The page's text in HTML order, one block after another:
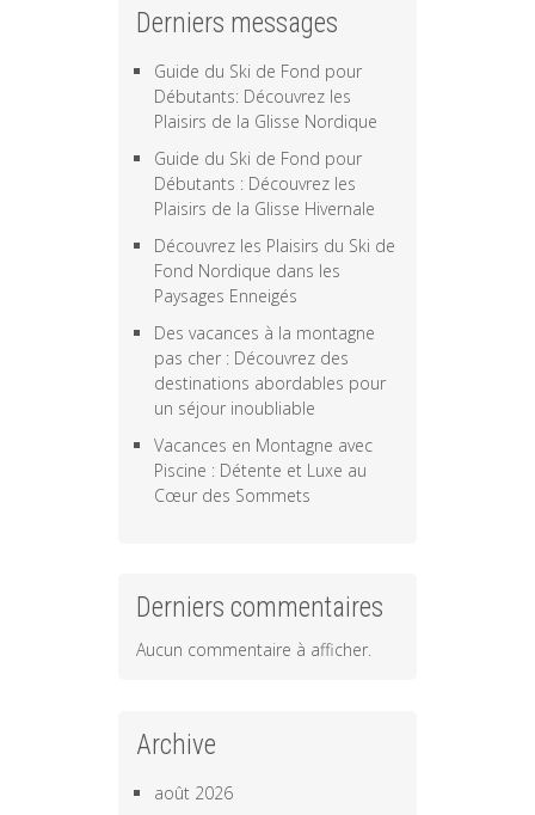
Derniers messages
Guide du Ski de Fond pour
Débutants: Découvrez les
Plaisirs de la Glisse Nordique
Guide du Ski de Fond pour
Débutants : Découvrez les
Plaisirs de la Glisse Hivernale
Découvrez les Plaisirs du Ski de
Fond Nordique dans les
Paysages Enneigés
Des vacances à la montagne
pas cher : Découvrez des
destinations abordables pour
un séjour inoubliable
Vacances en Montagne avec
Piscine : Détente et Luxe au
Cœur des Sommets
Derniers commentaires
Aucun commentaire à afficher.
Archive
août 2026